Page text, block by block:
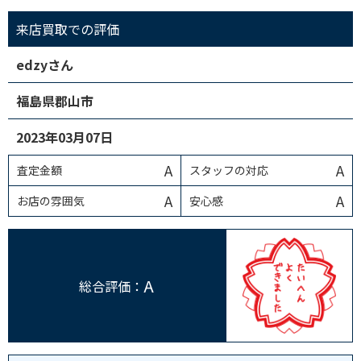
来店買取での評価
edzyさん
福島県郡山市
2023年03月07日
査定金額 A スタッフの対応 A
お店の雰囲気 A 安心感 A
総合評価： A